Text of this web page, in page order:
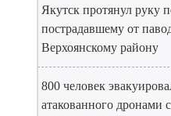
Якутск протянул руку
пострадавшему от
Верхоянскому району
800 человек
атакованного дронами